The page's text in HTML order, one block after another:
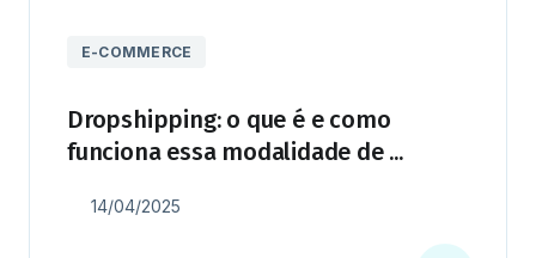
E-COMMERCE
Dropshipping: o que é e como
funciona essa modalidade de ...
14/04/2025